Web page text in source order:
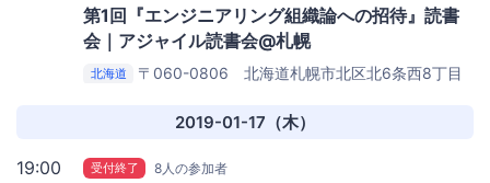
第1回『エンジニアリング組織論への招待』読書
会｜アジャイル読書会@札幌
北海道
〒060-0806 北海道札幌市北区北6条西8丁目
2019-01-17（木）
19:00 受付終了 8人の参加者